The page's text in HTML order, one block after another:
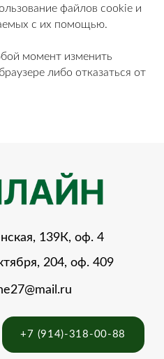
файлов cookie и
с их помощью.
момент изменить
либо отказаться от
оф. 4